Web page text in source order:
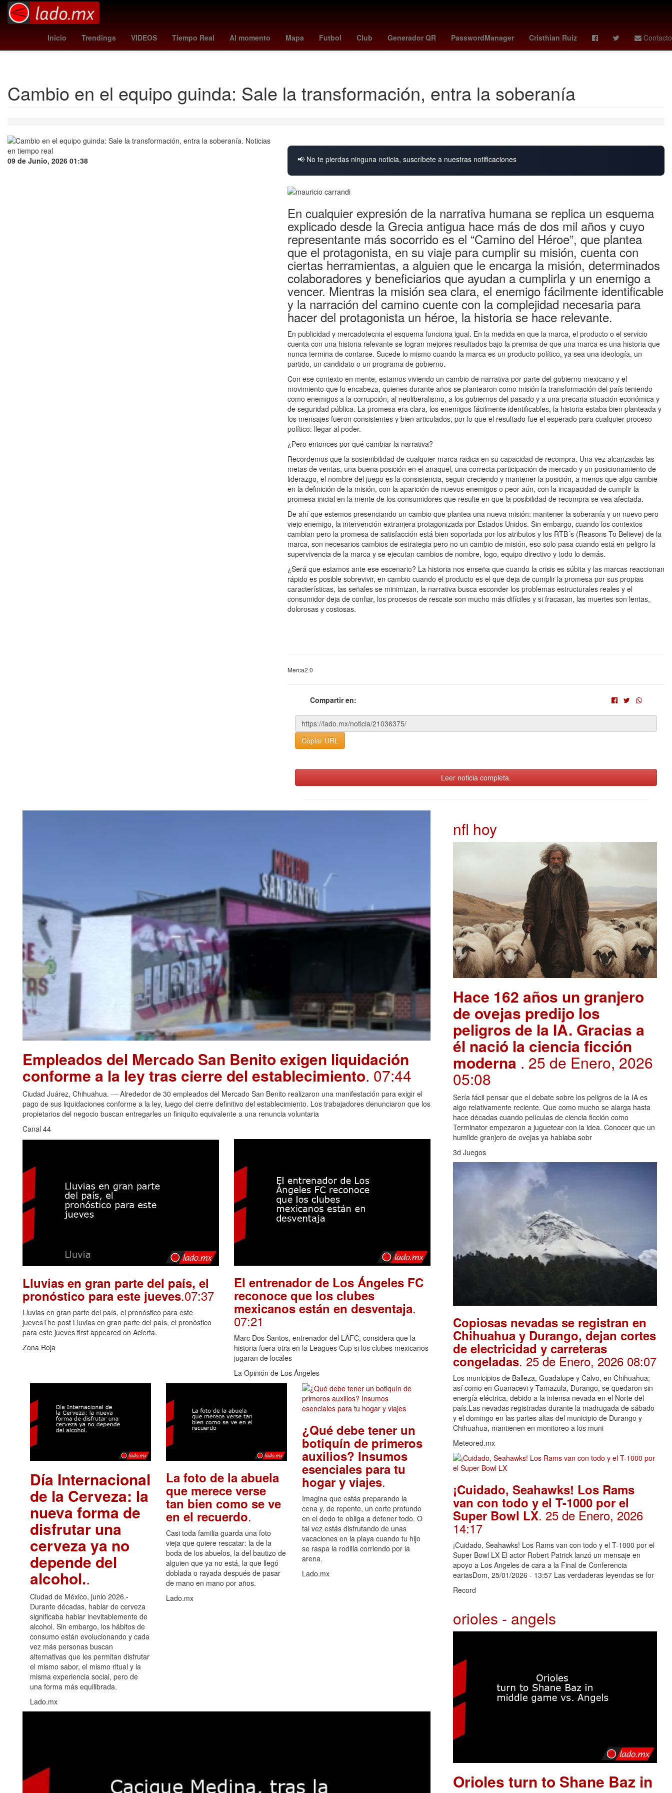
Inicio Trendings VIDEOS Tiempo Real Al momento Mapa Futbol Club Generador QR PasswordManager Cristhian Ruiz Contacto
Plaza Tolín Associazione Sportiva Roma reds - athletics Arath de la Torre Billy Rovzar kit connor comisión Ferrocarril de Cuernavaca
loteria nacional 15 de febrero 2026
que se celebra el 2 de agosto
Cambio en el equipo guinda: Sale la transformación, entra la soberanía
09 de Junio, 2026 01:38 📢 No te pierdas ninguna noticia, suscríbete a nuestras notificaciones
En cualquier expresión de la narrativa humana se replica un esquema
explicado desde la Grecia antigua hace más de dos mil años y cuyo
representante más socorrido es el “Camino del Héroe”, que plantea
que el protagonista, en su viaje para cumplir su misión, cuenta con
ciertas herramientas, a alguien que le encarga la misión, determinados
colaboradores y beneficiarios que ayudan a cumplirla y un enemigo a
vencer. Mientras la misión sea clara, el enemigo fácilmente identificable
y la narración del camino cuente con la complejidad necesaria para
hacer del protagonista un héroe, la historia se hace relevante.
En publicidad y mercadotecnia el esquema funciona igual. En la medida en que la marca, el producto o el servicio
cuenta con una historia relevante se logran mejores resultados bajo la premisa de que una marca es una historia que
nunca termina de contarse. Sucede lo mismo cuando la marca es un producto político, ya sea una ideología, un
partido, un candidato o un programa de gobierno.
Con ese contexto en mente, estamos viviendo un cambio de narrativa por parte del gobierno mexicano y el
movimiento que lo encabeza, quienes durante años se plantearon como misión la transformación del país teniendo
como enemigos a la corrupción, al neoliberalismo, a los gobiernos del pasado y a una precaria situación económica y
de seguridad pública. La promesa era clara, los enemigos fácilmente identificables, la historia estaba bien planteada y
los mensajes fueron consistentes y bien articulados, por lo que el resultado fue el esperado para cualquier proceso
político: llegar al poder.
¿Pero entonces por qué cambiar la narrativa?
Recordemos que la sostenibilidad de cualquier marca radica en su capacidad de recompra. Una vez alcanzadas las
metas de ventas, una buena posición en el anaquel, una correcta participación de mercado y un posicionamiento de
liderazgo, el nombre del juego es la consistencia, seguir creciendo y mantener la posición, a menos que algo cambie
en la definición de la misión, con la aparición de nuevos enemigos o peor aún, con la incapacidad de cumplir la
promesa inicial en la mente de los consumidores que resulte en que la posibilidad de recompra se vea afectada.
De ahí que estemos presenciando un cambio que plantea una nueva misión: mantener la soberanía y un nuevo pero
viejo enemigo, la intervención extranjera protagonizada por Estados Unidos. Sin embargo, cuando los contextos
cambian pero la promesa de satisfacción está bien soportada por los atributos y los RTB´s (Reasons To Believe) de la
marca, son necesarios cambios de estrategia pero no un cambio de misión, eso solo pasa cuando está en peligro la
supervivencia de la marca y se ejecutan cambios de nombre, logo, equipo directivo y todo lo demás.
¿Será que estamos ante ese escenario? La historia nos enseña que cuando la crisis es súbita y las marcas reaccionan
rápido es posible sobrevivir, en cambio cuando el producto es el que deja de cumplir la promesa por sus propias
características, las señales se minimizan, la narrativa busca esconder los problemas estructurales reales y el
consumidor deja de confiar, los procesos de rescate son mucho más difíciles y si fracasan, las muertes son lentas,
dolorosas y costosas.
Merca2.0
Compartir en:
Copiar URL
Leer noticia completa.
Empleados del Mercado San Benito exigen liquidación
conforme a la ley tras cierre del establecimiento. 07:44
Ciudad Juárez, Chihuahua. — Alrededor de 30 empleados del Mercado San Benito realizaron una manifestación para exigir el
pago de sus liquidaciones conforme a la ley, luego del cierre definitivo del establecimiento. Los trabajadores denunciaron que los
propietarios del negocio buscan entregarles un finiquito equivalente a una renuncia voluntaria
Canal 44
Lluvias en gran parte del país, el
pronóstico para este jueves.07:37
Lluvias en gran parte del país, el pronóstico para este
juevesThe post Lluvias en gran parte del país, el pronóstico
para este jueves first appeared on Acierta.
Zona Roja
El entrenador de Los Ángeles FC
reconoce que los clubes
mexicanos están en desventaja.
07:21
Marc Dos Santos, entrenador del LAFC, considera que la
historia fuera otra en la Leagues Cup si los clubes mexicanos
jugaran de locales
La Opinión de Los Ángeles
Día Internacional
de la Cerveza: la
nueva forma de
disfrutar una
cerveza ya no
depende del
alcohol..
Ciudad de México, junio 2026.-
Durante décadas, hablar de cerveza
significaba hablar inevitablemente de
alcohol. Sin embargo, los hábitos de
consumo están evolucionando y cada
vez más personas buscan
alternativas que les permitan disfrutar
el mismo sabor, el mismo ritual y la
misma experiencia social, pero de
una forma más equilibrada.
Lado.mx
La foto de la abuela
que merece verse
tan bien como se ve
en el recuerdo.
Casi toda familia guarda una foto
vieja que quiere rescatar: la de la
boda de los abuelos, la del bautizo de
alguien que ya no está, la que llegó
doblada o rayada después de pasar
de mano en mano por años.
Lado.mx
¿Qué debe tener un
botiquín de primeros
auxilios? Insumos
esenciales para tu
hogar y viajes.
Imagina que estás preparando la
cena y, de repente, un corte profundo
en el dedo te obliga a detener todo. O
tal vez estás disfrutando de unas
vacaciones en la playa cuando tu hijo
se raspa la rodilla corriendo por la
arena.
Lado.mx
nfl hoy
Hace 162 años un granjero
de ovejas predijo los
peligros de la IA. Gracias a
él nació la ciencia ficción
moderna . 25 de Enero, 2026
05:08
Sería fácil pensar que el debate sobre los peligros de la IA es
algo relativamente reciente. Que como mucho se alarga hasta
hace décadas cuando películas de ciencia ficción como
Terminator empezaron a juguetear con la idea. Conocer que un
humilde granjero de ovejas ya hablaba sobr
3d Juegos
Copiosas nevadas se registran en
Chihuahua y Durango, dejan cortes
de electricidad y carreteras
congeladas. 25 de Enero, 2026 08:07
Los municipios de Balleza, Guadalupe y Calvo, en Chihuahua;
así como en Guanacevi y Tamazula, Durango, se quedaron sin
energía eléctrica, debido a la intensa nevada en el Norte del
país.Las nevadas registradas durante la madrugada de sábado
y el domingo en las partes altas del municipio de Durango y
Chihuahua, mantienen en monitoreo a los muni
Meteored.mx
¡Cuidado, Seahawks! Los Rams
van con todo y el T-1000 por el
Super Bowl LX. 25 de Enero, 2026
14:17
¡Cuidado, Seahawks! Los Rams van con todo y el T-1000 por el
Super Bowl LX El actor Robert Patrick lanzó un mensaje en
apoyo a Los Angeles de cara a la Final de Conferencia
eariasDom, 25/01/2026 - 13:57 Las verdaderas leyendas se for
Record
orioles - angels
Orioles turn to Shane Baz in